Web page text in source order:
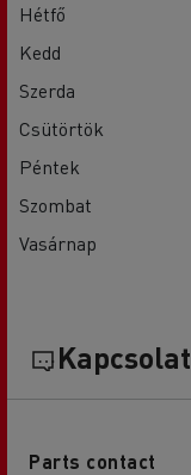
Hétfő
Kedd
Szerda
Csütörtök
Péntek
Szombat
Vasárnap
Kapcsolat
Parts contact